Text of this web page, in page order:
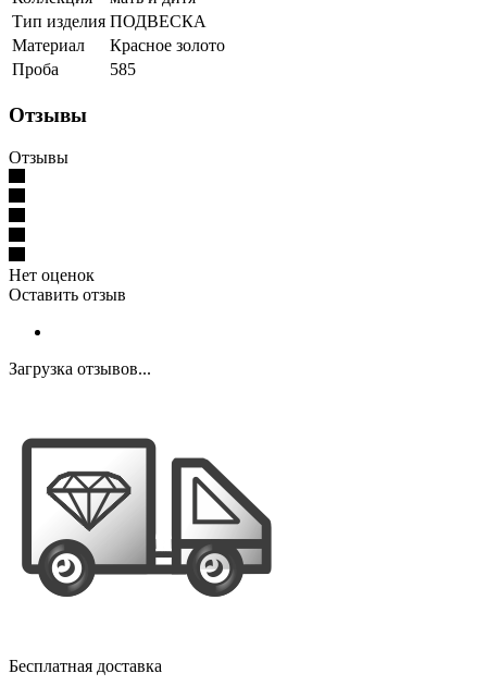
Тип изделия ПОДВЕСКА
Материал
Красное золото
Проба
585
Отзывы
Отзывы
Нет оценок
Оставить отзыв
Загрузка отзывов...
Бесплатная доставка